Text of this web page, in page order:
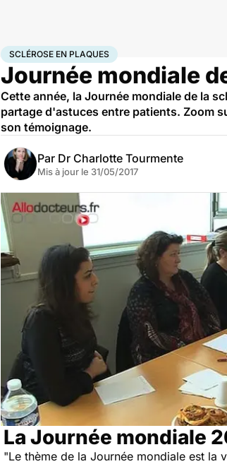
AccueilSanté Sclérose en plaques
SCLÉROSE EN PLAQUES
Journée mondiale
Cette année, la Journée mondiale de la
partage d'astuces entre patients. Zoom
son témoignage.
Par Dr Charlotte Tourmente
Mis à jour le 31/05/2017
La Journée mondiale
"Le thème de la Journée mondiale est la